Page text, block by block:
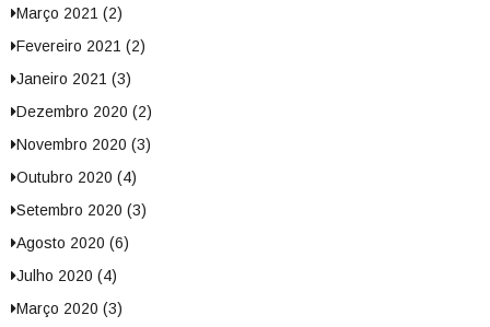
Março 2021 (2)
Fevereiro 2021 (2)
Janeiro 2021 (3)
Dezembro 2020 (2)
Novembro 2020 (3)
Outubro 2020 (4)
Setembro 2020 (3)
Agosto 2020 (6)
Julho 2020 (4)
Março 2020 (3)